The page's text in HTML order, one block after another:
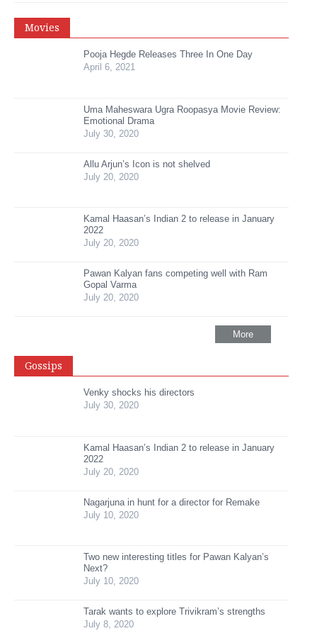
Movies
Pooja Hegde Releases Three In One Day
April 6, 2021
Uma Maheswara Ugra Roopasya Movie Review:
Emotional Drama
July 30, 2020
Allu Arjun’s Icon is not shelved
July 20, 2020
Kamal Haasan’s Indian 2 to release in January
2022
July 20, 2020
Pawan Kalyan fans competing well with Ram
Gopal Varma
July 20, 2020
More
Gossips
Venky shocks his directors
July 30, 2020
Kamal Haasan’s Indian 2 to release in January
2022
July 20, 2020
Nagarjuna in hunt for a director for Remake
July 10, 2020
Two new interesting titles for Pawan Kalyan’s
Next?
July 10, 2020
Tarak wants to explore Trivikram’s strengths
July 8, 2020